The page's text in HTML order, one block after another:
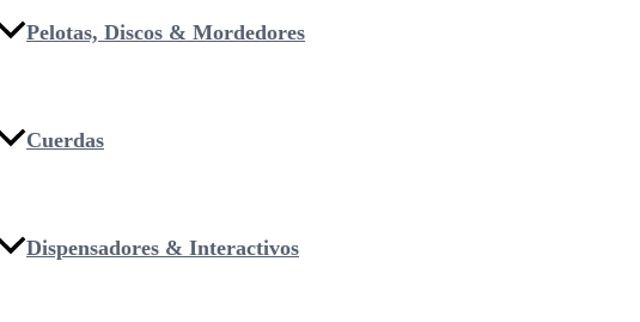
Pelotas, Discos & Mordedores
Cuerdas
Dispensadores & Interactivos